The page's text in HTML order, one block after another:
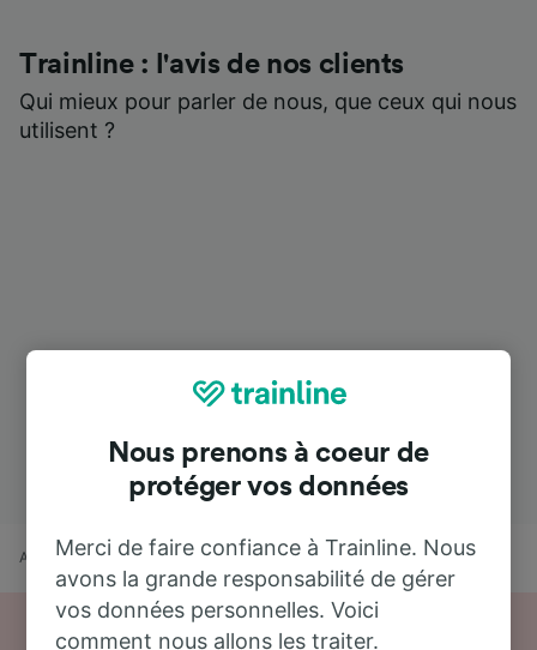
Trainline : l'avis de nos clients
Qui mieux pour parler de nous, que ceux qui nous
utilisent ?
Accueil Horaires train Abbeville à Belfort—Montbéliard TGV
Nous prenons à coeur de
protéger vos données
Merci de faire confiance à Trainline. Nous
avons la grande responsabilité de gérer
vos données personnelles. Voici
comment nous allons les traiter.